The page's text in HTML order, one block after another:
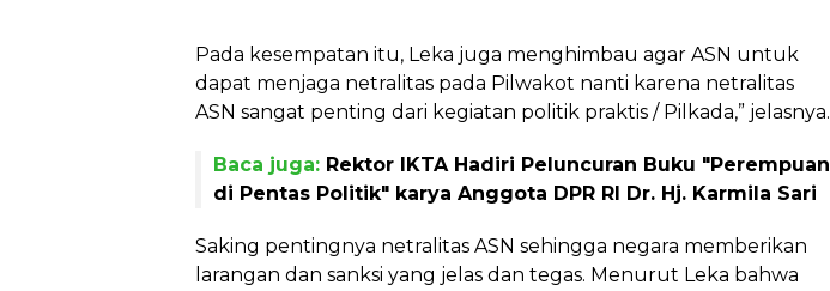
Pada kesempatan itu, Leka juga menghimbau agar ASN untuk
dapat menjaga netralitas pada Pilwakot nanti karena netralitas
ASN sangat penting dari kegiatan politik praktis / Pilkada,” jelasnya.
Baca juga: Rektor IKTA Hadiri Peluncuran Buku "Perempuan
di Pentas Politik" karya Anggota DPR RI Dr. Hj. Karmila Sari
Saking pentingnya netralitas ASN sehingga negara memberikan
larangan dan sanksi yang jelas dan tegas. Menurut Leka bahwa